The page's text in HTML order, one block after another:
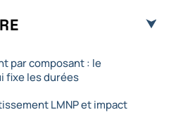
par composant : le
fixe les durées
LMNP et impact